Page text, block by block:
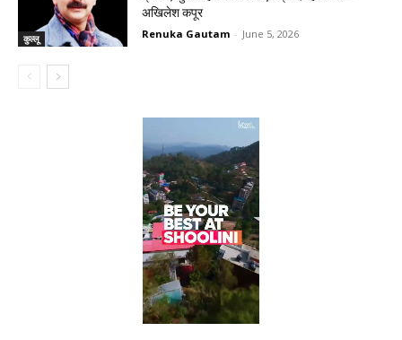
कुल्लू
अखिलेश कपूर
Renuka Gautam - June 5, 2026